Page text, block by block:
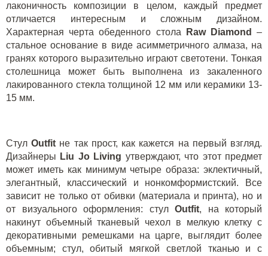
лаконичность композиции в целом, каждый предмет
отличается интересным и сложным дизайном.
Характерная черта обеденного стола
Raw Diamond
–
стальное основание в виде асимметричного алмаза, на
гранях которого выразительно играют светотени. Тонкая
столешница может быть выполнена из закаленного
лакированного стекла толщиной 12 мм или керамики 13-
15 мм.
СтулOutfit не так прост, как кажется на первый взгляд.
Дизайнеры Liu Jo Living утверждают, что этот предмет
может иметь как минимум четыре образа: эклектичный,
элегантный, классический и нонкомформистский. Все
зависит не только от обивки (материала и принта), но и
от визуального оформления: стул Outfit, на который
накинут объемный тканевый чехол в мелкую клетку с
декоративными ремешками на царге, выглядит более
объемным; стул, обитый мягкой светлой тканью и с